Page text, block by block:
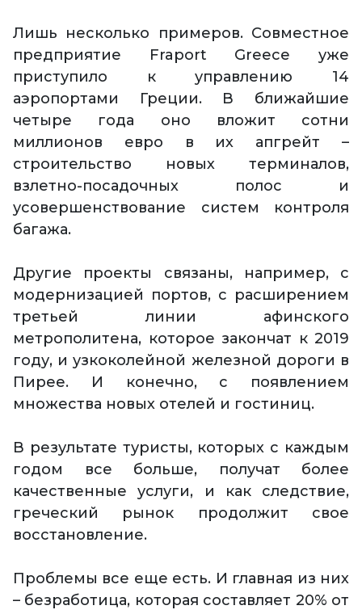
Лишь несколько примеров. Совместное
предприятие Fraport Greece уже
приступило к управлению 14
аэропортами Греции. В ближайшие
четыре года оно вложит сотни
миллионов евро в их апгрейт –
строительство новых терминалов,
взлетно-посадочных полос и
усовершенствование систем контроля
багажа.
Другие проекты связаны, например, с
модернизацией портов, с расширением
третьей линии афинского
метрополитена, которое закончат к 2019
году, и узкоколейной железной дороги в
Пирее. И конечно, с появлением
множества новых отелей и гостиниц.
В результате туристы, которых с каждым
годом все больше, получат более
качественные услуги, и как следствие,
греческий рынок продолжит свое
восстановление.
Проблемы все еще есть. И главная из них
– безработица, которая составляет 20% от